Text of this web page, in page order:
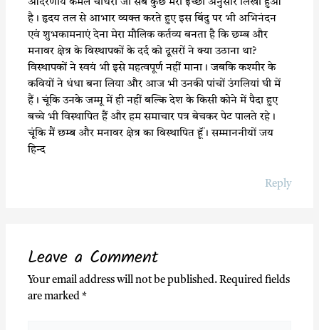
आदरणीय कमल चौधरी जी सब कुछ मेरी इच्छा अनुसार लिखा हुआ
है। हृदय तल से आभार व्यक्त करते हुए इस बिंदु पर भी अभिनंदन
एवं शुभकामनाएं देना मेरा मौलिक कर्तव्य बनता है कि छम्ब और
मनावर क्षेत्र के विस्थापकों के दर्द को दूसरों ने क्या उठाना था?
विस्थापकों ने स्वयं भी इसे महत्वपूर्ण नहीं माना। जबकि कश्मीर के
कवियों ने धंधा बना लिया और आज भी उनकी पांचों उंगलियां घी में
हैं। चूंकि उनके जम्मू में ही नहीं बल्कि देश के किसी कोने में पैदा हुए
बच्चे भी विस्थापित हैं और हम समाचार पत्र बेचकर पेट पालते रहे।
चूंकि मैं छम्ब और मनावर क्षेत्र का विस्थापित हूॅं। सम्माननीयों जय
हिन्द
Reply
Leave a Comment
Your email address will not be published. Required fields
are marked*